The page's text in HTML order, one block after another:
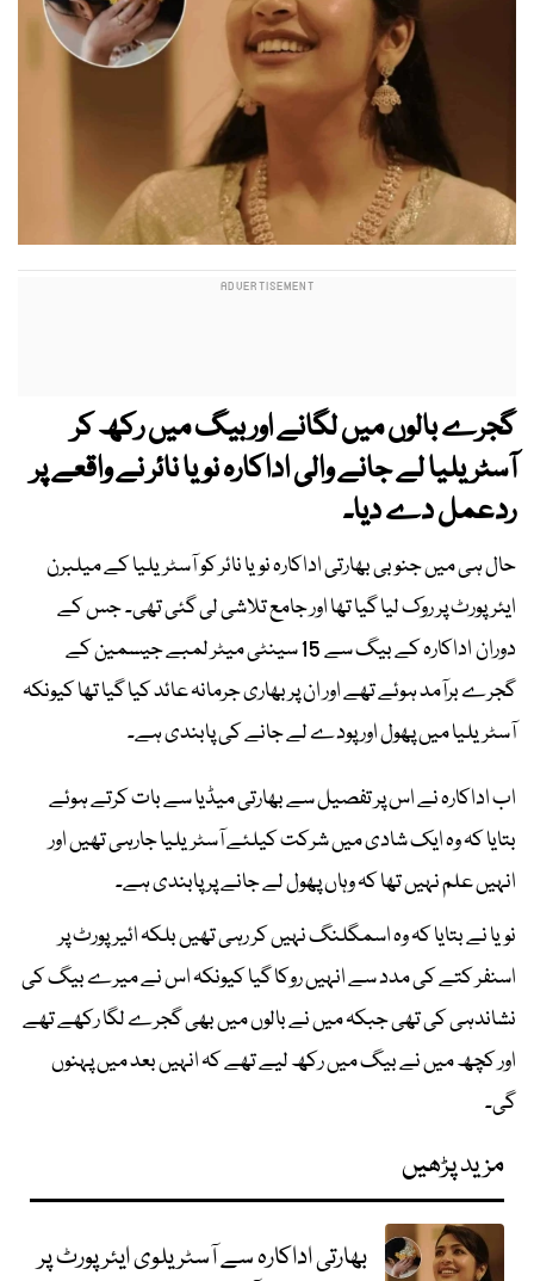
گجرے بالوں میں لگانے اور بیگ میں رکھ کر
آسٹریلیا لے جانے والی اداکارہ نویا نائر نے واقعے پر
ردعمل دے دیا۔
حال ہی میں جنوبی بھارتی اداکارہ نویا نائر کو آسٹریلیا کے میلبرن
ایئرپورٹ پر روک لیا گیا تھا اور جامع تلاشی لی گئی تھی۔ جس کے
دوران اداکارہ کے بیگ سے 15 سینٹی میٹر لمبے جیسمین کے
گجرے برآمد ہوئے تھے اور ان پر بھاری جرمانہ عائد کیا گیا تھا کیونکہ
آسٹریلیا میں پھول اور پودے لے جانے کی پابندی ہے۔
اب اداکارہ نے اس پر تفصیل سے بھارتی میڈیا سے بات کرتے ہوئے
بتایا کہ وہ ایک شادی میں شرکت کیلئے آسٹریلیا جارہی تھیں اور
انہیں علم نہیں تھا کہ وہاں پھول لے جانے پر پابندی ہے۔
نویا نے بتایا کہ وہ اسمگلنگ نہیں کر رہی تھیں بلکہ ائیرپورٹ پر
اسنفر کتے کی مدد سے انہیں روکا گیا کیونکہ اس نے میرے بیگ کی
نشاندہی کی تھی جبکہ میں نے بالوں میں بھی گجرے لگا رکھے تھے
اور کچھ میں نے بیگ میں رکھ لیے تھے کہ انہیں بعد میں پہنوں
گی۔
مزید پڑھیں
بھارتی اداکارہ سے آسٹریلوی ایئرپورٹ پر